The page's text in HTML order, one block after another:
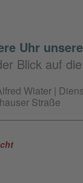
Uhr
Blick auf
Wiater |
Straße